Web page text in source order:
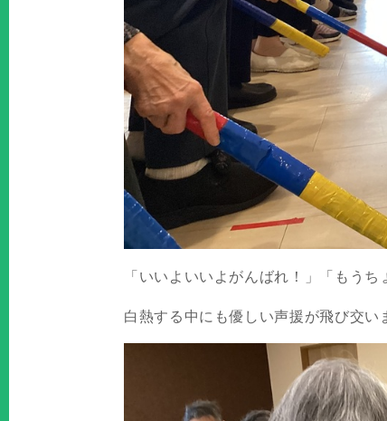
「いいよいいよがんばれ！」「もうち
白熱する中にも優しい声援が飛び交い